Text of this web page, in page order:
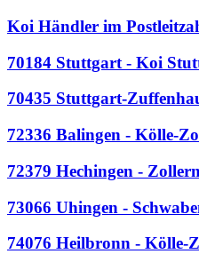
Koi Händler im
70184 Stuttgart - Koi
70435 Stuttgart-
72336 Balingen - Kölle-
72379 Hechingen -
73066 Uhingen -
74076 Heilbronn - Kölle-